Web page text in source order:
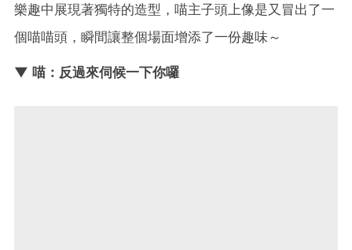
樂趣中展現著獨特的造型，喵主子頭上像是又冒出了一
個喵喵頭，瞬間讓整個場面增添了一份趣味～
▼ 喵：反過來伺候一下你囉